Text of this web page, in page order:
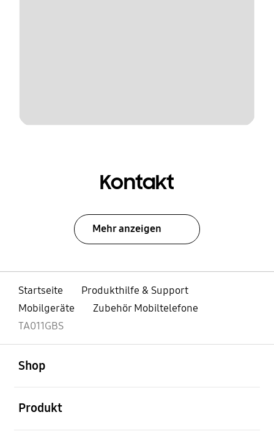
Kontakt
Mehr anzeigen
Startseite
Produkthilfe & Support
Mobilgeräte
Zubehör Mobiltelefone
TA011GBS
Shop
Produkt